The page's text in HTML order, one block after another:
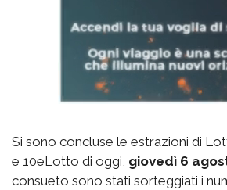
Si sono concluse le estrazioni di
e 10eLotto di oggi, giovedì 6
consueto sono stati sorteggiati i